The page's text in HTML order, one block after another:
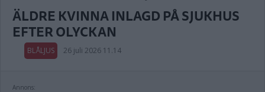
ÄLDRE KVINNA INLAGD PÅ SJUKHUS
EFTER OLYCKAN
BLÅLJUS 26 juli 2026 11.14
Annons: